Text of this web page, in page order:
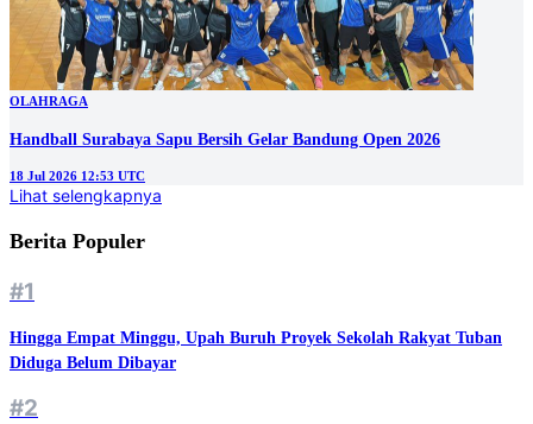
OLAHRAGA
Handball Surabaya Sapu Bersih Gelar Bandung Open 2026
18 Jul 2026 12:53 UTC
Lihat selengkapnya
Berita Populer
#1
Hingga Empat Minggu, Upah Buruh Proyek Sekolah Rakyat Tuban
Diduga Belum Dibayar
#2